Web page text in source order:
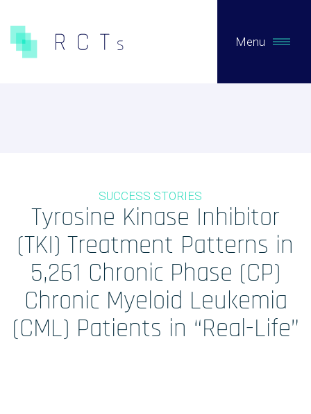
Menu
Études Post-Autorisation sur données primaires
Études sur données secondaires (RNIPH)
Accès précoce / compassionnel
Evaluation clinique des DMs / Conseil règlementaire
Biotech / Medtech
Formations
SUCCESS STORIES
Tyrosine Kinase Inhibitor
(TKI) Treatment Patterns in
5,261 Chronic Phase (CP)
Chronic Myeloid Leukemia
(CML) Patients in “Real-Life”